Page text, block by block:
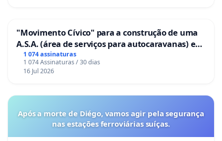
"Movimento Cívico" para a construção de uma
A.S.A. (área de serviços para autocaravanas) em
Coimbra
1 074 assinaturas
1 074 Assinaturas / 30 dias
16 Jul 2026
Após a morte de Diégo, vamos agir pela segurança
nas estações ferroviárias suíças.